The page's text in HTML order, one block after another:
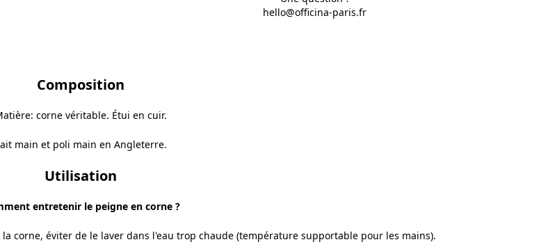
hello@officina-paris.fr
Composition
corne véritable. Étui en cuir.
main et poli main en Angleterre.
Utilisation
entretenir le peigne en corne ?
corne, éviter de le laver dans l'eau trop chaude (température supportable pour les mains).